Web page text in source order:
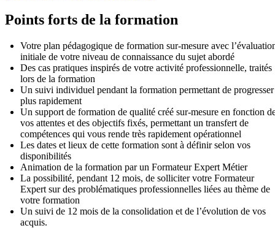
Points forts de la formation
Votre plan pédagogique de formation sur-mesure avec
initiale de votre niveau de connaissance du sujet abordé
Des cas pratiques inspirés de votre activité professionnelle, traités
lors de la formation
Un suivi individuel pendant la formation permettant de progresser
plus rapidement
Un support de formation de qualité créé sur-mesure en fonction
vos attentes et des objectifs fixés, permettant un transfert de
compétences qui vous rende très rapidement opérationnel
Les dates et lieux de cette formation sont à définir selon vos
disponibilités
Animation de la formation par un Formateur Expert Métier
La possibilité, pendant 12 mois, de solliciter votre Formateur
Expert sur des problématiques professionnelles liées au thème de
votre formation
Un suivi de 12 mois de la consolidation et de l’évolution de vos
acquis.